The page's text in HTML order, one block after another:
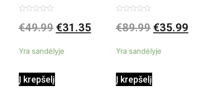
garintuvas su
0,35 L 3 Bar
0
iš
€49.99 €31.35
Yra sandėlyje
Į krepšelį
elektrinis
Shiatsu
0
iš
€89.99 €35.99
Yra sandėlyje
Į krepšelį